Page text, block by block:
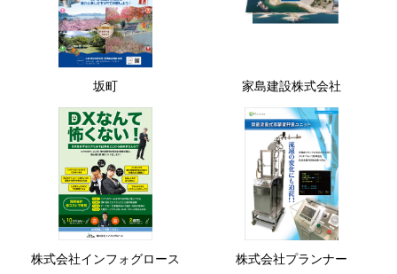
坂町 家島建設株式会社
株式会社インフォグロース 株式会社プランナー